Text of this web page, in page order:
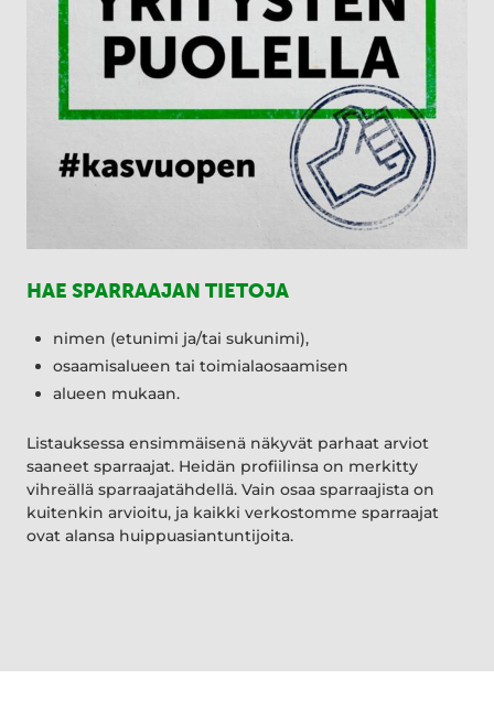
HAE SPARRAAJAN TIETOJA
nimen (etunimi ja/tai sukunimi),
osaamisalueen tai toimialaosaamisen
alueen mukaan.
Listauksessa ensimmäisenä näkyvät parhaat arviot
saaneet sparraajat. Heidän profiilinsa on merkitty
vihreällä sparraajatähdellä. Vain osaa sparraajista on
kuitenkin arvioitu, ja kaikki verkostomme sparraajat
ovat alansa huippuasiantuntijoita.